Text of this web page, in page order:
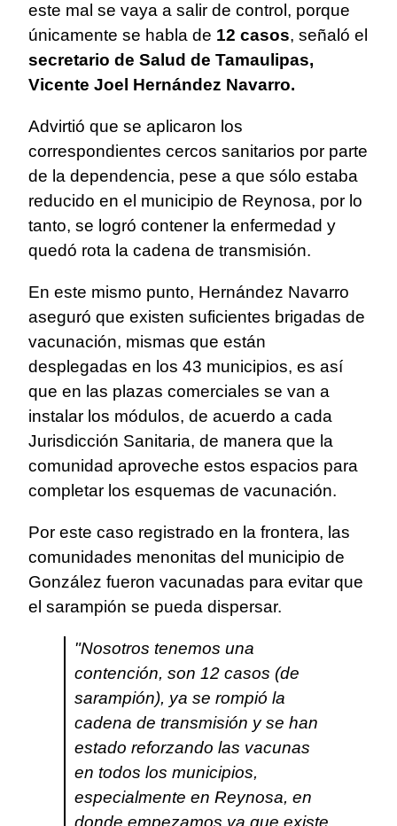
este mal se vaya a salir de control, porque
únicamente se habla de 12 casos, señaló el
secretario de Salud de Tamaulipas,
Vicente Joel Hernández Navarro.
Advirtió que se aplicaron los
correspondientes cercos sanitarios por parte
de la dependencia, pese a que sólo estaba
reducido en el municipio de Reynosa, por lo
tanto, se logró contener la enfermedad y
quedó rota la cadena de transmisión.
En este mismo punto, Hernández Navarro
aseguró que existen suficientes brigadas de
vacunación, mismas que están
desplegadas en los 43 municipios, es así
que en las plazas comerciales se van a
instalar los módulos, de acuerdo a cada
Jurisdicción Sanitaria, de manera que la
comunidad aproveche estos espacios para
completar los esquemas de vacunación.
Por este caso registrado en la frontera, las
comunidades menonitas del municipio de
González fueron vacunadas para evitar que
el sarampión se pueda dispersar.
"Nosotros tenemos una
contención, son 12 casos (de
sarampión), ya se rompió la
cadena de transmisión y se han
estado reforzando las vacunas
en todos los municipios,
especialmente en Reynosa, en
donde empezamos ya que existe